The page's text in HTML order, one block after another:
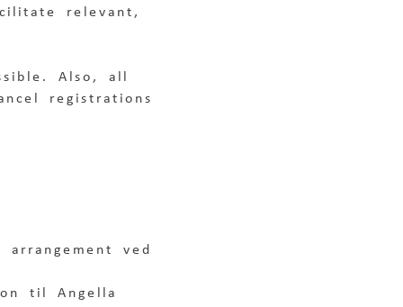
relevant,
Also, all
registrations
arrangement ved
til Angella